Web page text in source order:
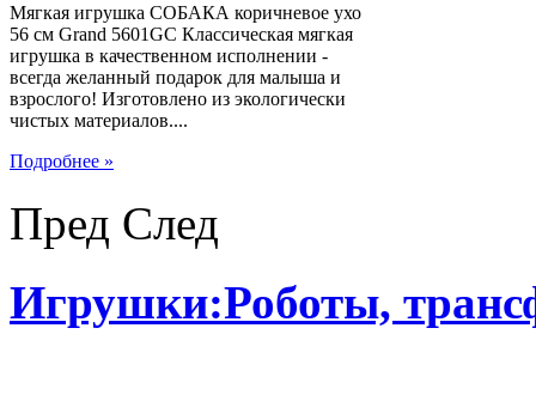
Мягкая игрушка СОБАКА коричневое ухо
56 см Grand 5601GC Классическая мягкая
игрушка в качественном исполнении -
всегда желанный подарок для малыша и
взрослого! Изготовлено из экологически
чистых материалов....
Подробнее »
Пред След
Игрушки:Роботы,